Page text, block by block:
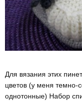
Для вязания этих
цветов (у меня
однотонные) Набор